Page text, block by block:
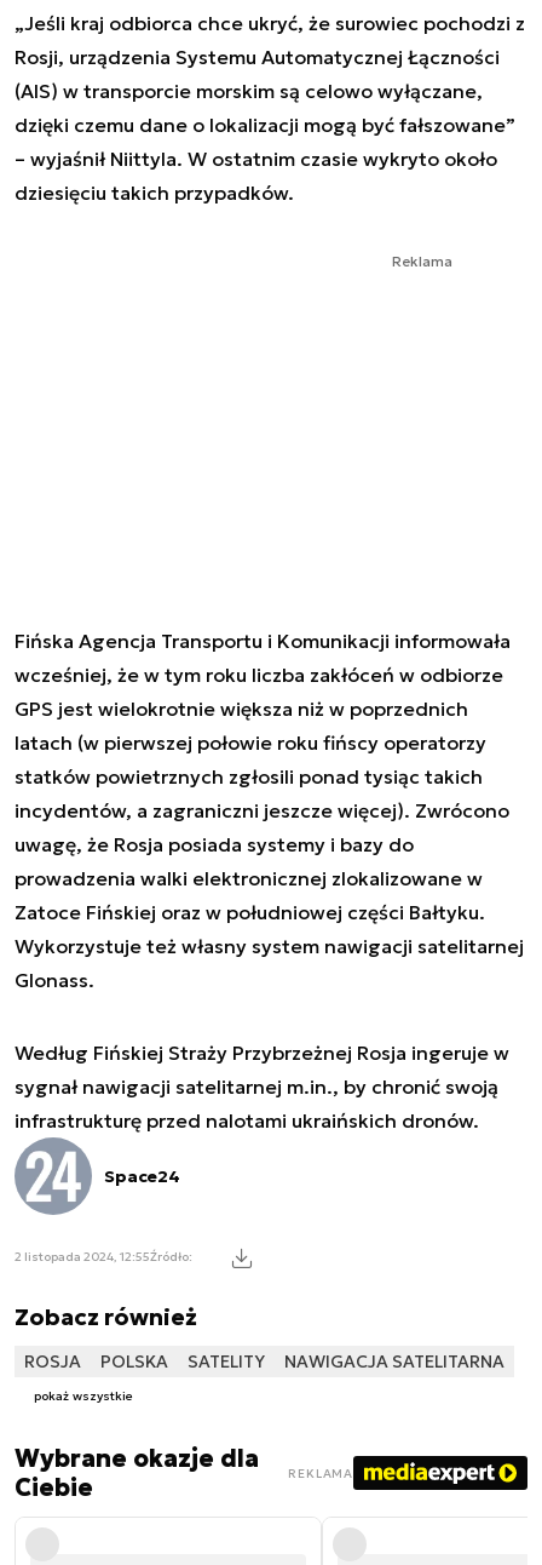
„Jeśli kraj odbiorca chce ukryć, że surowiec pochodzi z
Rosji, urządzenia Systemu Automatycznej Łączności
(AIS) w transporcie morskim są celowo wyłączane,
dzięki czemu dane o lokalizacji mogą być fałszowane”
– wyjaśnił Niittyla. W ostatnim czasie wykryto około
dziesięciu takich przypadków.
Reklama
Fińska Agencja Transportu i Komunikacji informowała
wcześniej, że w tym roku liczba zakłóceń w odbiorze
GPS jest wielokrotnie większa niż w poprzednich
latach (w pierwszej połowie roku fińscy operatorzy
statków powietrznych zgłosili ponad tysiąc takich
incydentów, a zagraniczni jeszcze więcej). Zwrócono
uwagę, że Rosja posiada systemy i bazy do
prowadzenia walki elektronicznej zlokalizowane w
Zatoce Fińskiej oraz w południowej części Bałtyku.
Wykorzystuje też własny system nawigacji satelitarnej
Glonass.
Według Fińskiej Straży Przybrzeżnej Rosja ingeruje w
sygnał nawigacji satelitarnej m.in., by chronić swoją
infrastrukturę przed nalotami ukraińskich dronów.
Space24
2 listopada 2024, 12:55Źródło:
Zobacz również
ROSJA POLSKA SATELITY NAWIGACJA SATELITARNA
pokaż wszystkie
Wybrane okazje dla
Ciebie
REKLAMA